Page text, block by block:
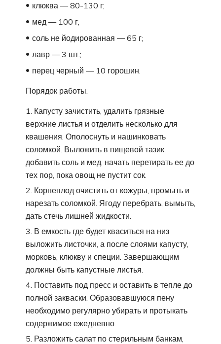
клюква — 80-130 г;
мед — 100 г;
соль не йодированная — 65 г;
лавр — 3 шт.;
перец черный — 10 горошин.
Порядок работы:
Капусту зачистить, удалить грязные
верхние листья и отделить несколько для
квашения. Ополоснуть и нашинковать
соломкой. Выложить в пищевой тазик,
добавить соль и мед, начать перетирать ее до
тех пор, пока овощ не пустит сок.
Корнеплод очистить от кожуры, промыть и
нарезать соломкой. Ягоду перебрать, вымыть,
дать стечь лишней жидкости.
В емкость где будет кваситься на низ
выложить листочки, а после слоями капусту,
морковь, клюкву и специи. Завершающим
должны быть капустные листья.
Поставить под пресс и оставить в тепле до
полной закваски. Образовавшуюся пену
необходимо регулярно убирать и протыкать
содержимое ежедневно.
Разложить салат по стерильным банкам,